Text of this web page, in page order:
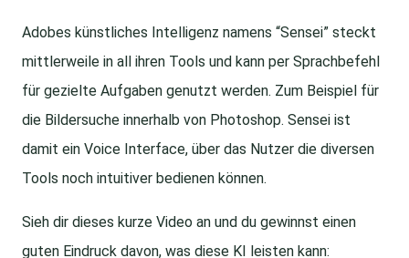
Adobes künstliches Intelligenz namens “Sensei” steckt
mittlerweile in all ihren Tools und kann per Sprachbefehl
für gezielte Aufgaben genutzt werden. Zum Beispiel für
die Bildersuche innerhalb von Photoshop. Sensei ist
damit ein Voice Interface, über das Nutzer die diversen
Tools noch intuitiver bedienen können.
Sieh dir dieses kurze Video an und du gewinnst einen
guten Eindruck davon, was diese KI leisten kann: